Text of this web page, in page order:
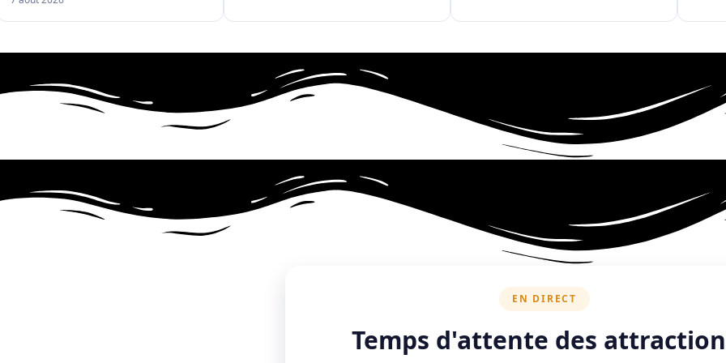
EN DIRECT
Temps d'attente des